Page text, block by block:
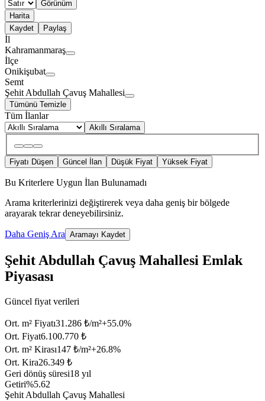
Görünüm
Harita
Kaydet
Paylaş
İl
Kahramanmaraş
İlçe
Onikişubat
Semt
Şehit Abdullah Çavuş Mahallesi
Tümünü Temizle
Tüm İlanlar
Akıllı Sıralama
Fiyatı Düşen Güncel İlan Düşük Fiyat Yüksek Fiyat
Bu Kriterlere Uygun İlan Bulunamadı
Arama kriterlerinizi değiştirerek veya daha geniş bir bölgede
arayarak tekrar deneyebilirsiniz.
Daha Geniş Ara Aramayı Kaydet
Şehit Abdullah Çavuş Mahallesi Emlak
Piyasası
Güncel fiyat verileri
Ort. m² Fiyatı31.286 ₺/m²+55.0%
Ort. Fiyat6.100.770 ₺
Ort. m² Kirası147 ₺/m²+26.8%
Ort. Kira26.349 ₺
Geri dönüş süresi18 yıl
Getiri%5.62
Şehit Abdullah Çavuş Mahallesi